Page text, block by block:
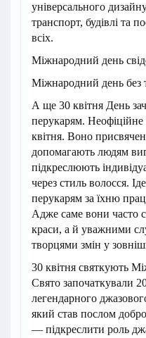
універсального
транспорт, будівлі та
всіх.
Міжнародний день
Міжнародний день без
А ще 30 квітня День
перукарям.
квітня. Воно
допомагають людям
підкреслюють
через стиль волосся.
перукарям за їхню
Адже саме вони часто
краси, а й уважними
творцями змін у
30 квітня святкують
Свято започаткували
легендарного
який став послом
— підкреслити роль